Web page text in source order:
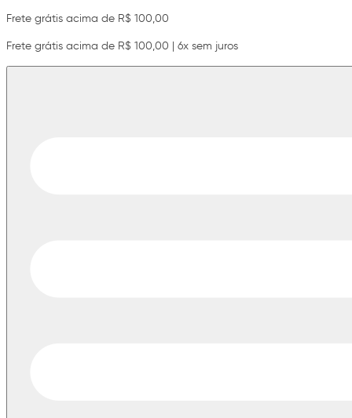
Frete grátis acima de R$ 100,00
Frete grátis acima de R$ 100,00 | 6x sem juros